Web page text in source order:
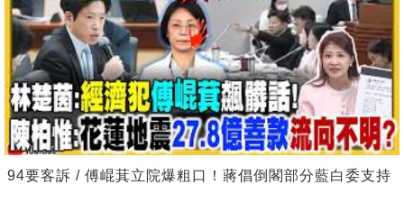
94要客訴 / 傅崐萁立院爆粗口！蔣倡倒閣部分藍白委支持